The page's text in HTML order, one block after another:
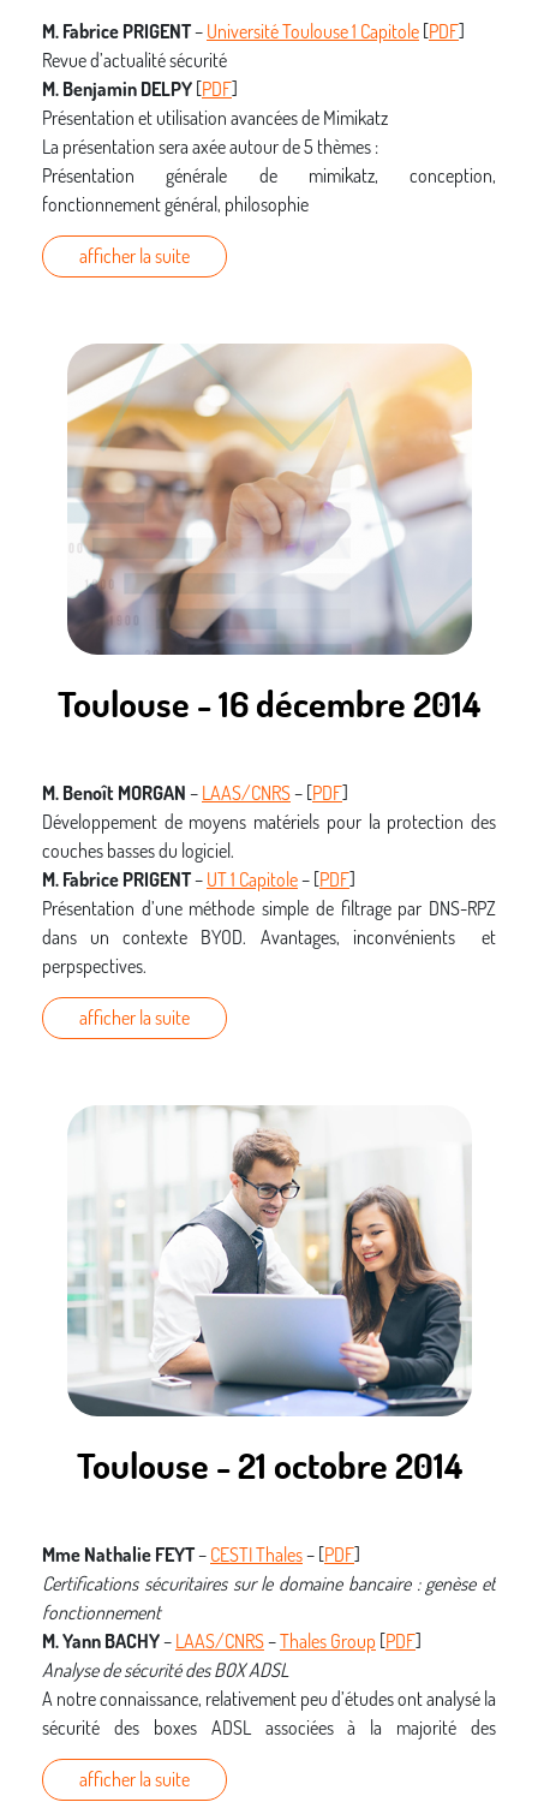
M. Fabrice PRIGENT– Université Toulouse 1 Capitole [PDF]
Revue d’actualité sécurité
M. Benjamin DELPY [PDF]
Présentation et utilisation avancées de Mimikatz
La présentation sera axée autour de 5 thèmes :
Présentation générale de mimikatz, conception,
fonctionnement général, philosophie
Utilisation des modules de sécurité sekurlsa / kerberos /
lsadump / vault
Questions/réponses
MM. Vincent FARGUES et David BERARD –
Thalès Group
Solution du Challenge NoSuchCon 2014
La résolution du challenge NoSuchCon met en jeu des
compétences diverses, de la rétro-ingéniérie à des
débordements de tampons, en passant par l’évasion d’une
cage. Les présentateurs nous feront un retour sur leurs
investigations, en mettant en avant les aspects techniques
particulièrement intéressants et formateurs.
afficher la suite
Toulouse - 16 décembre 2014
M. Benoît MORGAN – LAAS/CNRS– [PDF]
Développement de moyens matériels pour la protection des
couches basses du logiciel.
M. Fabrice PRIGENT– UT 1 Capitole– [PDF]
Présentation d’une méthode simple de filtrage par DNS-RPZ
dans un contexte BYOD. Avantages, inconvénients et
perpspectives.
afficher la suite
Toulouse - 21 octobre 2014
Mme Nathalie FEYT– CESTI Thales– [PDF]
Certifications sécuritaires sur le domaine bancaire : genèse et
fonctionnement
M. Yann BACHY– LAAS/CNRS–Thales Group [PDF]
Analyse de sécurité des BOX ADSL
A notre connaissance, relativement peu d’études ont analysé la
sécurité des boxes ADSL associées à la majorité des
abonnements à Internet en France. Cet article présente une
méthodologie innovante d’analyse de sécurité ainsi que des
afficher la suite